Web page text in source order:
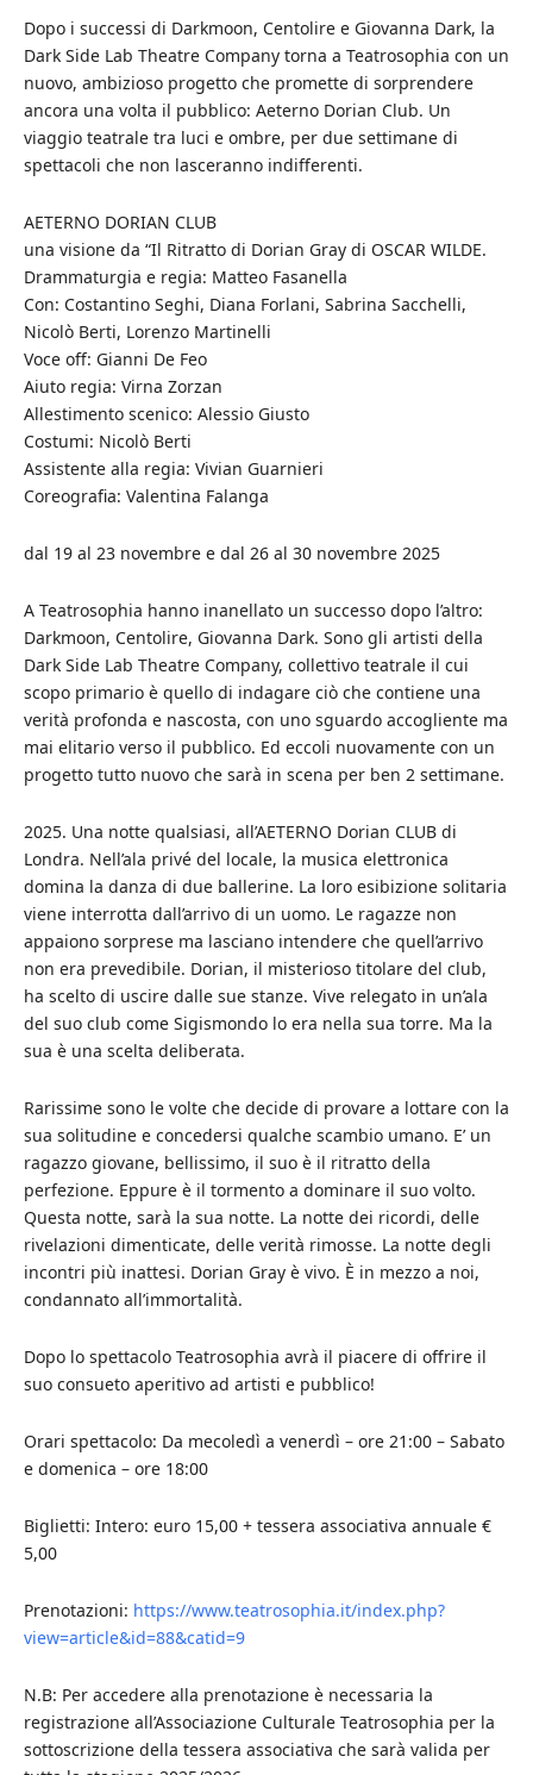
Dopo i successi di Darkmoon, Centolire e Giovanna Dark, la
Dark Side Lab Theatre Company torna a Teatrosophia con un
nuovo, ambizioso progetto che promette di sorprendere
ancora una volta il pubblico: Aeterno Dorian Club. Un
viaggio teatrale tra luci e ombre, per due settimane di
spettacoli che non lasceranno indifferenti.
AETERNO DORIAN CLUB
una visione da “Il Ritratto di Dorian Gray di OSCAR WILDE.
Drammaturgia e regia: Matteo Fasanella
Con: Costantino Seghi, Diana Forlani, Sabrina Sacchelli,
Nicolò Berti, Lorenzo Martinelli
Voce off: Gianni De Feo
Aiuto regia: Virna Zorzan
Allestimento scenico: Alessio Giusto
Costumi: Nicolò Berti
Assistente alla regia: Vivian Guarnieri
Coreografia: Valentina Falanga
dal 19 al 23 novembre e dal 26 al 30 novembre 2025
A Teatrosophia hanno inanellato un successo dopo l’altro:
Darkmoon, Centolire, Giovanna Dark. Sono gli artisti della
Dark Side Lab Theatre Company, collettivo teatrale il cui
scopo primario è quello di indagare ciò che contiene una
verità profonda e nascosta, con uno sguardo accogliente ma
mai elitario verso il pubblico. Ed eccoli nuovamente con un
progetto tutto nuovo che sarà in scena per ben 2 settimane.
2025. Una notte qualsiasi, all’AETERNO Dorian CLUB di
Londra. Nell’ala privé del locale, la musica elettronica
domina la danza di due ballerine. La loro esibizione solitaria
viene interrotta dall’arrivo di un uomo. Le ragazze non
appaiono sorprese ma lasciano intendere che quell’arrivo
non era prevedibile. Dorian, il misterioso titolare del club,
ha scelto di uscire dalle sue stanze. Vive relegato in un’ala
del suo club come Sigismondo lo era nella sua torre. Ma la
sua è una scelta deliberata.
Rarissime sono le volte che decide di provare a lottare con la
sua solitudine e concedersi qualche scambio umano. E’ un
ragazzo giovane, bellissimo, il suo è il ritratto della
perfezione. Eppure è il tormento a dominare il suo volto.
Questa notte, sarà la sua notte. La notte dei ricordi, delle
rivelazioni dimenticate, delle verità rimosse. La notte degli
incontri più inattesi. Dorian Gray è vivo. È in mezzo a noi,
condannato all’immortalità.
Dopo lo spettacolo Teatrosophia avrà il piacere di offrire il
suo consueto aperitivo ad artisti e pubblico!
Orari spettacolo: Da mecoledì a venerdì – ore 21:00 – Sabato
e domenica – ore 18:00
Biglietti: Intero: euro 15,00 + tessera associativa annuale €
5,00
Prenotazioni: https://www.teatrosophia.it/index.php?
view=article&id=88&catid=9
N.B: Per accedere alla prenotazione è necessaria la
registrazione all’Associazione Culturale Teatrosophia per la
sottoscrizione della tessera associativa che sarà valida per